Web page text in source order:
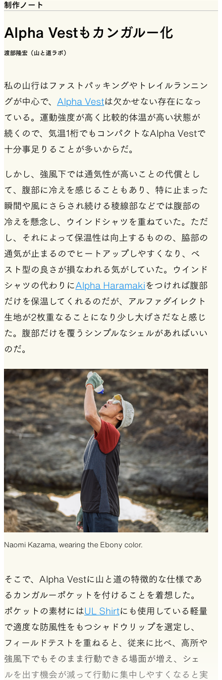
制作ノート
Alpha Vestもカンガルー化
渡部隆宏（山と道ラボ）
私の山行はファストパッキングやトレイルランニン
グが中心で、 Alpha Vestは欠かせない存在になっ
ている。運動強度が高く比較的体温が高い状態が
続くので、気温1桁でもコンパクトなAlpha Vestで
十分事足りることが多いからだ。
しかし、強風下では通気性が高いことの代償とし
て、腹部に冷えを感じることもあり、特に止まった
瞬間や風にさらされ続ける稜線部などでは腹部の
冷えを懸念し、ウインドシャツを重ねていた。ただ
し、それによって保温性は向上するものの、脇部の
通気が止まるのでヒートアップしやすくなり、ベ
スト型の良さが損なわれる気がしていた。ウインド
シャツの代わりにAlpha Haramaki をつければ腹部
だけを保温してくれるのだが、アルファダイレクト
生地が2枚重なることになり少し大げさだなと感じ
た。腹部だけを覆うシンプルなシェルがあればいい
のだ。
Naomi Kazama, wearing the Ebony color.
そこで、Alpha Vestに山と道の特徴的な仕様であ
るカンガルーポケットを付けることを着想した。
ポケットの素材にはUL Shirtにも使用している軽量
で適度な防風性をもつシャドウリップを選定し、
フィールドテストを重ねると、従来に比べ、高所や
強風下でもそのまま行動できる場面が増え、シェ
ルを出す機会が減って行動に集中しやすくなると実